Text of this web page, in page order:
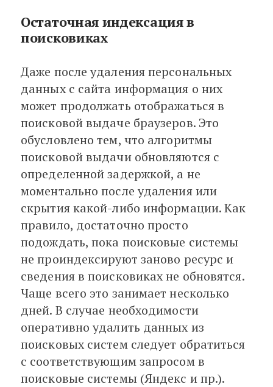
Остаточная индексация в
поисковиках
Даже после удаления персональных
данных с сайта информация о них
может продолжать отображаться в
поисковой выдаче браузеров. Это
обусловлено тем, что алгоритмы
поисковой выдачи обновляются с
определенной задержкой, а не
моментально после удаления или
скрытия какой-либо информации. Как
правило, достаточно просто
подождать, пока поисковые системы
не проиндексируют заново ресурс и
сведения в поисковиках не обновятся.
Чаще всего это занимает несколько
дней. В случае необходимости
оперативно удалить данных из
поисковых систем следует обратиться
с соответствующим запросом в
поисковые системы (Яндекс и пр.).